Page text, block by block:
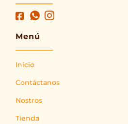
Menú
Inicio
Contáctanos
Nostros
Tienda